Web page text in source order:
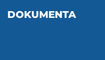
DOKUMENTA